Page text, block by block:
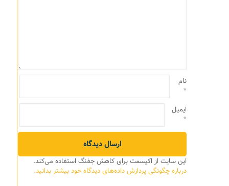
نام
*
ایمیل
*
این سایت از اکیسمت برای کاهش جفنگ استفاده می‌کند.
درباره چگونگی پردازش داده‌های دیدگاه خود بیشتر بدانید.